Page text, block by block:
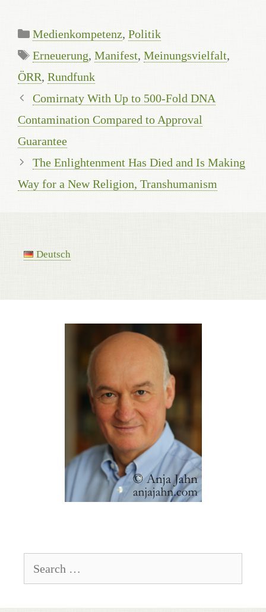
Categories
Medienkompetenz, Politik
Tags
Erneuerung, Manifest, Meinungsvielfalt,
ÖRR, Rundfunk
Comirnaty With Up to 500-Fold DNA
Contamination Compared to Approval
Guarantee
The Enlightenment Has Died and Is Making
Way for a New Religion, Transhumanism
Deutsch
for: